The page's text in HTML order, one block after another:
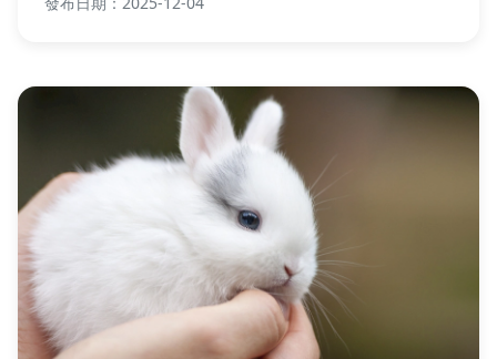
助您判斷豹貓是否適合成為家庭寵物。